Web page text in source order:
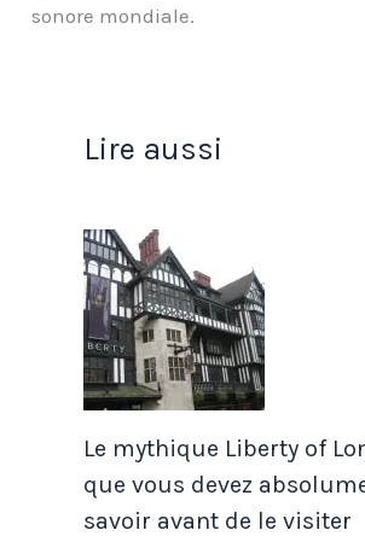
sonore mondiale.
Lire aussi
Le mythique Liberty of
que vous devez
savoir avant de le visiter